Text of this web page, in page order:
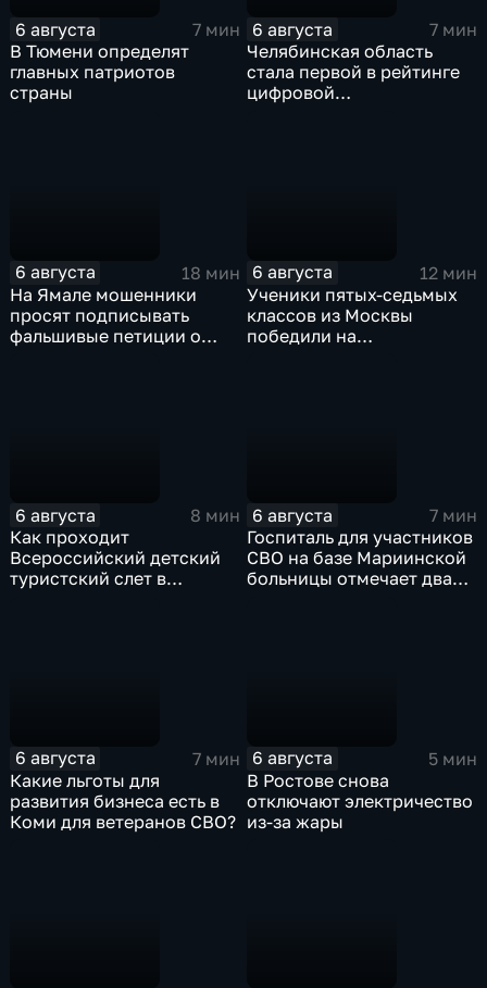
6 августа
7 мин
В Тюмени определят
главных патриотов
страны
6 августа
7 мин
Челябинская область
стала первой в рейтинге
цифровой
6 августа
18 мин
На Ямале мошенники
просят подписывать
фальшивые петиции о
6 августа
12 мин
Ученики пятых-седьмых
классов из Москвы
победили на
6 августа
8 мин
Как проходит
Всероссийский детский
туристский слет в
6 августа
7 мин
Госпиталь для участников
СВО на базе Мариинской
больницы отмечает два
6 августа
7 мин
Какие льготы для
развития бизнеса есть в
Коми для ветеранов СВО?
6 августа
5 мин
В Ростове снова
отключают электричество
из-за жары